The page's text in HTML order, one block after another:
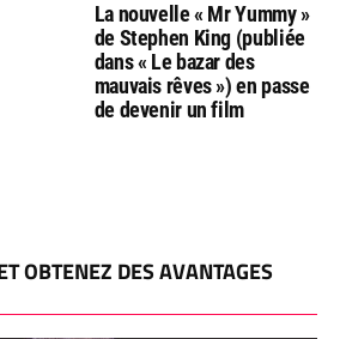
La nouvelle « Mr Yummy »
de Stephen King (publiée
dans « Le bazar des
mauvais rêves ») en passe
de devenir un film
OBTENEZ DES AVANTAGES